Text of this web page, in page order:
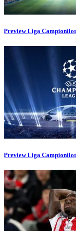
Preview Liga
Preview Liga